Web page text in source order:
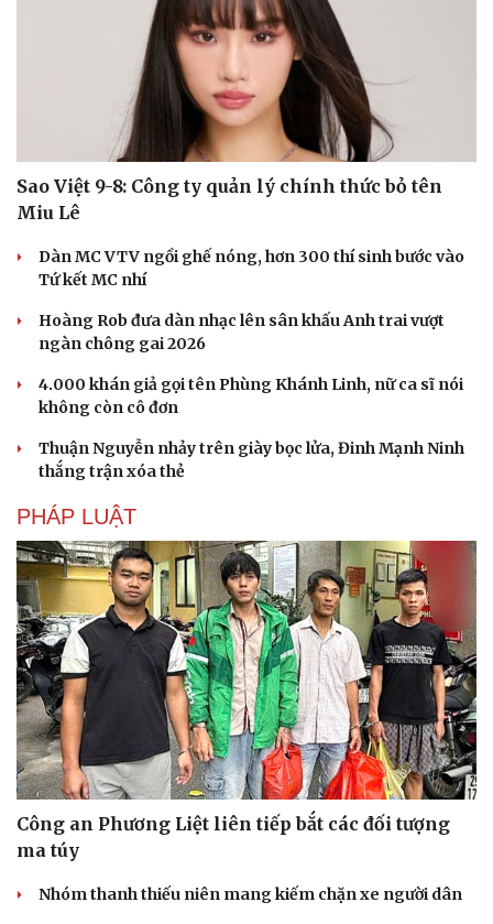
Văn hóa
Sân khấu - Điện ảnh
Văn học
Âm nhạc
Di sản
Giải trí
Nghệ sĩ
Thời trang
Sao Việt
Sao Việt 9-8: Công ty quản lý chính thức bỏ tên
Miu Lê
Dàn MC VTV ngồi ghế nóng, hơn 300 thí sinh bước vào
Tứ kết MC nhí
Hoàng Rob đưa dàn nhạc lên sân khấu Anh trai vượt
ngàn chông gai 2026
4.000 khán giả gọi tên Phùng Khánh Linh, nữ ca sĩ nói
không còn cô đơn
Thuận Nguyễn nhảy trên giày bọc lửa, Đinh Mạnh Ninh
thắng trận xóa thẻ
PHÁP LUẬT
Công an Phương Liệt liên tiếp bắt các đối tượng
ma túy
Nhóm thanh thiếu niên mang kiếm chặn xe người dân